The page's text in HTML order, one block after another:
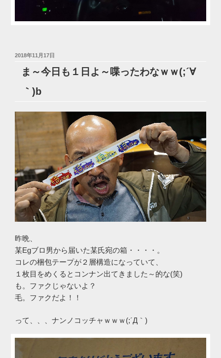
投
2018年11月17日
ま～今日も１日よ～喋ったわなｗｗ(;´∀
｀)b
昨晩、
某Egブロ男から届いた某氏宛の箱・・・・。
コレの梱包テープが２層構造になっていて、
１枚目をめくるとコンナン出てきました～的な(笑)
も。ファクじゃないよ？
毛。ファクだよ！！
って、、、ナンノコッチャｗｗｗ(;´Д｀)